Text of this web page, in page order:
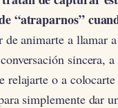
“atraparnos”
de animarte a llamar
sincera,
relajarte o a
simplemente dar